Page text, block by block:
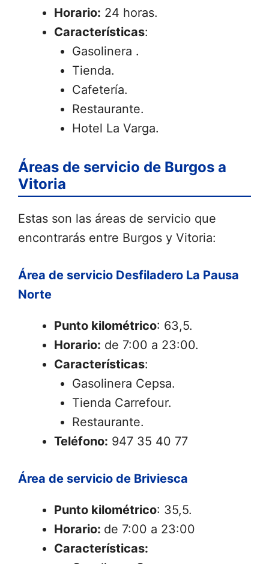
Horario: 24 horas.
Características:
Gasolinera .
Tienda.
Cafetería.
Restaurante.
Hotel La Varga.
Áreas de servicio de Burgos a
Vitoria
Estas son las áreas de servicio que
encontrarás entre Burgos y Vitoria:
Área de servicio Desfiladero La Pausa
Norte
Punto kilométrico: 63,5.
Horario: de 7:00 a 23:00.
Características:
Gasolinera Cepsa.
Tienda Carrefour.
Restaurante.
Teléfono: 947 35 40 77
Área de servicio de Briviesca
Punto kilométrico: 35,5.
Horario: de 7:00 a 23:00
Características: